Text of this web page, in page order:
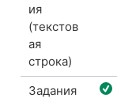
ия
(текстов
ая
строка)
Задания